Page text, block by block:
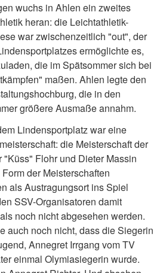
wuchs in Ahlen ein zweites
heran: die Leichtathletik-
war zwischenzeitlich "out", der
ermöglichte es,
die im Spätsommer sich bei
maßen. Ahlen legte den
die in den
größere Ausmaße annahm.
Lindensportplatz war eine
die Meisterschaft der
Flohr und Dieter Massin
der Meisterschaften
als Austragungsort ins Spiel
SSV-Organisatoren damit
noch nicht abgesehen werden.
auch noch nicht, dass die Siegerin
Annegret Irrgang vom TV
einmal Olymiasiegerin wurde.